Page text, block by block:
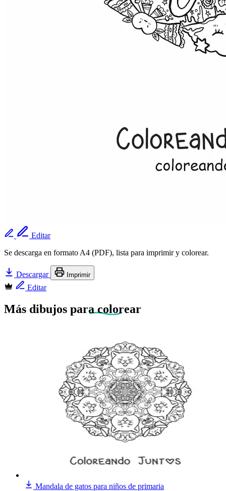
Editar
Se descarga en formato A4 (PDF), lista para imprimir y colorear.
Descargar Imprimir
Editar
Más dibujos para colorear
Mandala de gatos para niños de primaria